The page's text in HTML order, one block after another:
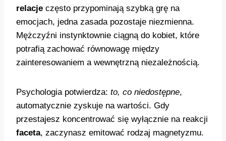
relacje często przypominają szybką grę na
emocjach, jedna zasada pozostaje niezmienna.
Mężczyźni instynktownie ciągną do kobiet, które
potrafią zachować równowagę między
zainteresowaniem a wewnętrzną niezależnością.
Psychologia potwierdza: to, co niedostępne,
automatycznie zyskuje na wartości. Gdy
przestajesz koncentrować się wyłącznie na reakcji
faceta, zaczynasz emitować rodzaj magnetyzmu.